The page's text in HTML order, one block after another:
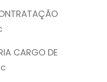
CARGO DE